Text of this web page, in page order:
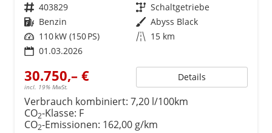
Fahrzeugnr. 403829 Getriebe Schaltgetriebe
Kraftstoff Benzin Außenfarbe Abyss Black
Leistung 110 kW (150 PS) Kilometerstand 15 km
01.03.2026
30.750,– €
incl. 19% MwSt.
Details
Verbrauch kombiniert: 7,20 l/100km
CO2-Klasse: F
CO2-Emissionen: 162,00 g/km